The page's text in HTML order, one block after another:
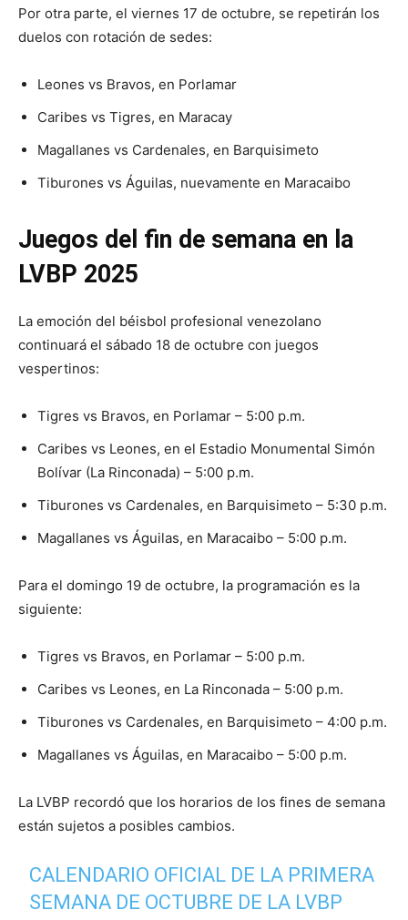
Por otra parte, el viernes 17 de octubre, se repetirán los
duelos con rotación de sedes:
Leones vs Bravos, en Porlamar
Caribes vs Tigres, en Maracay
Magallanes vs Cardenales, en Barquisimeto
Tiburones vs Águilas, nuevamente en Maracaibo
Juegos del fin de semana en la
LVBP 2025
La emoción del béisbol profesional venezolano
continuará el sábado 18 de octubre con juegos
vespertinos:
Tigres vs Bravos, en Porlamar – 5:00 p.m.
Caribes vs Leones, en el Estadio Monumental Simón
Bolívar (La Rinconada) – 5:00 p.m.
Tiburones vs Cardenales, en Barquisimeto – 5:30 p.m.
Magallanes vs Águilas, en Maracaibo – 5:00 p.m.
Para el domingo 19 de octubre, la programación es la
siguiente:
Tigres vs Bravos, en Porlamar – 5:00 p.m.
Caribes vs Leones, en La Rinconada – 5:00 p.m.
Tiburones vs Cardenales, en Barquisimeto – 4:00 p.m.
Magallanes vs Águilas, en Maracaibo – 5:00 p.m.
La LVBP recordó que los horarios de los fines de semana
están sujetos a posibles cambios.
CALENDARIO OFICIAL DE LA PRIMERA
SEMANA DE OCTUBRE DE LA LVBP